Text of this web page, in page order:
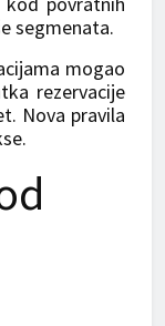
segmenata.
mogao
rezervacije
Nova pravila